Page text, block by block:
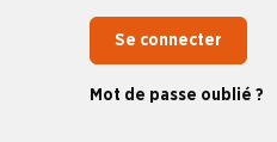
Se connecter
Mot de passe oublié ?